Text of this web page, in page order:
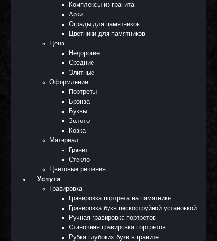
Комплексы из гранита
Арки
Ограды для памятников
Цветники для памятников
Цена
Недорогие
Средние
Элитные
Оформление
Портреты
Бронза
Буквы
Золото
Ковка
Материал
Гранит
Стекло
Цветовые решения
Услуги
Гравировка
Гравировка портрета на памятнике
Гравировка букв пескоструйной установкой
Ручная гравировка портретов
Станочная гравировка портретов
Рубка глубоких букв в граните